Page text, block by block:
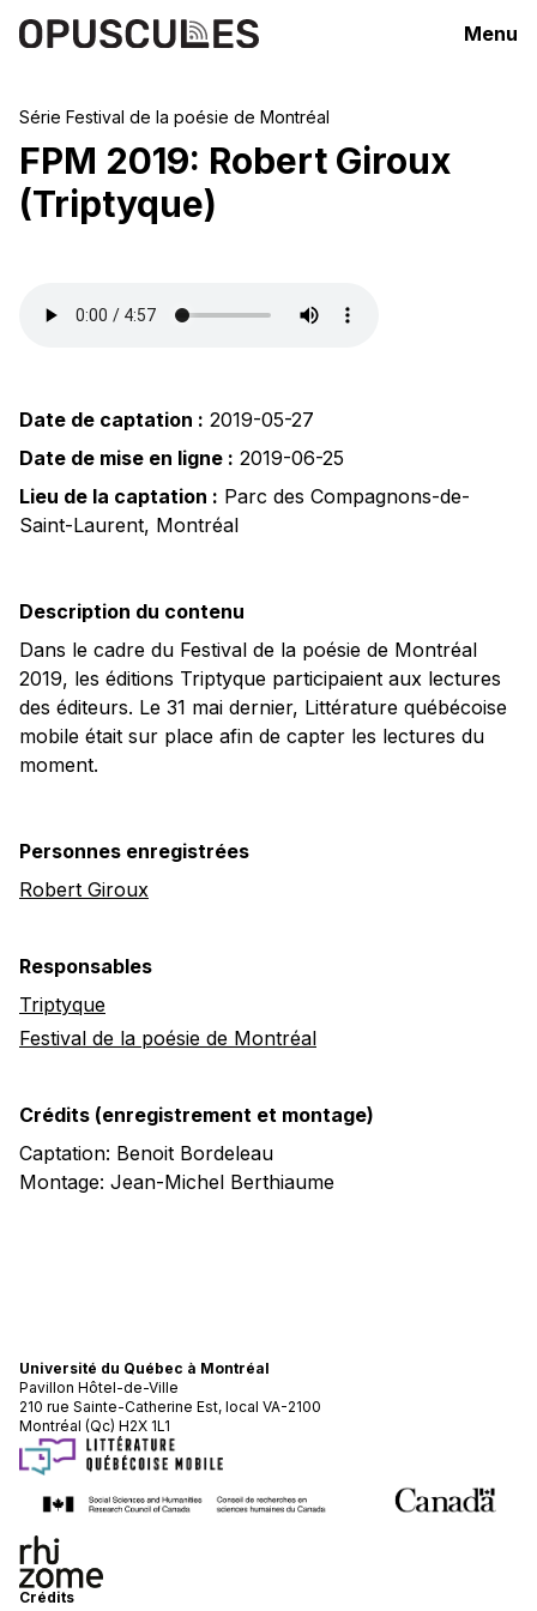
Menu
Série Festival de la poésie de Montréal
FPM 2019: Robert Giroux
(Triptyque)
Date de captation : 2019-05-27
Date de mise en ligne : 2019-06-25
Lieu de la captation : Parc des Compagnons-de-
Saint-Laurent, Montréal
Description du contenu
Dans le cadre du Festival de la poésie de Montréal
2019, les éditions Triptyque participaient aux lectures
des éditeurs. Le 31 mai dernier, Littérature québécoise
mobile était sur place afin de capter les lectures du
moment.
Personnes enregistrées
Robert Giroux
Responsables
Triptyque
Festival de la poésie de Montréal
Crédits (enregistrement et montage)
Captation: Benoit Bordeleau
Montage: Jean-Michel Berthiaume
Université du Québec à Montréal
Pavillon Hôtel-de-Ville
210 rue Sainte-Catherine Est, local VA-2100
Montréal (Qc) H2X 1L1
Crédits